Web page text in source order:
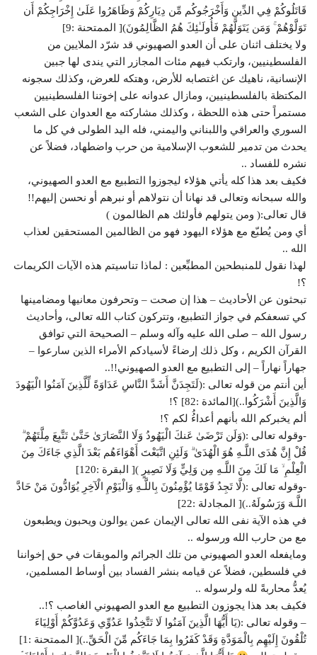
قَاتَلُوكُمْ فِي الدِّينِ وَأَخْرَ‌جُوكُم مِّن دِيَارِ‌كُمْ وَظَاهَرُ‌وا عَلَىٰ إِخْرَ‌اجِكُمْ أَن
تَوَلَّوْهُمْ ۚ وَمَن يَتَوَلَّهُمْ فَأُولَـٰئِكَ هُمُ الظَّالِمُونَ)[ الممتحنة :9]
ولا يختلف اثنان على أن العدو الصهيوني قد شرّد الملايين من
الفلسطينيين، وارتكب فيهم مئات المجازر التي يندى لها جبين
الإنسانية، ناهيك عن اغتصابه للأرض، وهتكه للعرض، وكذلك سجونه
المكتظة بالفلسطينيين، ومازال عدوانه على إخوتنا الفلسطينيين
مستمراً حتى هذه اللحظة ، وكذلك مشاركته مع العدوان على الشعب
السوري والعراقي واللبناني واليمني، فله اليد الطولى في كل ما
يحدث من تدمير للشعوب الإسلامية من حرب واضطهاد، فضلاً عن
نشره للفساد ..
فكيف بعد هذا كله يأتي هؤلاء ليجوزوا التطبيع مع العدو الصهيوني،
والله سبحانه وتعالى قد نهانا أن نتولاهم أو نبرهم أو نحسن إليهم!!
قال تعالى:( ومن يتولهم فأولئك هم الظالمون )
أي ومن يُطبّع مع هؤلاء اليهود فهو من الظالمين المستحقين لعذاب
الله ..
لهذا نقول للمنبطحين المطبِّعين : لماذا تناسيتم هذه الآيات الكريمات
؟!
تبحثون عن الأحاديث – هذا إن صحت – وتحرفون معانيها ومضامينها
كي تسعفكم في جواز التطبيع، وتتركون كتاب الله تعالى، وأحاديث
رسول الله – صلى الله عليه وآله وسلم – الصحيحة التي توافق
القرآن الكريم ، وكل ذلك إرضاءً لأسيادكم الأمراء الذين سارعوا –
جهاراً نهاراً – إلى التطبيع مع العدو الصهيوني!!..
أين أنتم من قوله تعالى :(لَتَجِدَنَّ أَشَدَّ النَّاسِ عَدَاوَةً لِّلَّذِينَ آمَنُوا الْيَهُودَ
وَالَّذِينَ أَشْرَ‌كُوا..)[المائدة :82] ؟!
ألم يخبركم الله بأنهم أعداءُُ لكم ؟!
-وقوله تعالى :(وَلَن تَرْ‌ضَىٰ عَنكَ الْيَهُودُ وَلَا النَّصَارَ‌ىٰ حَتَّىٰ تَتَّبِعَ مِلَّتَهُمْ ۗ
قُلْ إِنَّ هُدَى اللَّـهِ هُوَ الْهُدَىٰ ۗ وَلَئِنِ اتَّبَعْتَ أَهْوَاءَهُم بَعْدَ الَّذِي جَاءَكَ مِنَ
الْعِلْمِ ۙ مَا لَكَ مِنَ اللَّـهِ مِن وَلِيٍّ وَلَا نَصِيرٍ‌ )[ البقرة :120]
-وقوله تعالى :(لَّا تَجِدُ قَوْمًا يُؤْمِنُونَ بِاللَّـهِ وَالْيَوْمِ الْآخِرِ‌ يُوَادُّونَ مَنْ حَادَّ
اللَّـهَ وَرَ‌سُولَهُ..)[ المجادلة :22]
في هذه الآية نفى الله تعالى الإيمان عمن يوالون ويحبون ويطبعون
مع من حارب الله ورسوله ..
ومايفعله العدو الصهيوني من تلك الجرائم والموبقات في حق إخواننا
في فلسطين، فضلاً عن قيامه بنشر الفساد بين أوساط المسلمين،
يُعدُّ محاربةً لله ولرسوله ..
فكيف بعد هذا يجوزون التطبيع مع العدو الصهيوني الغاصب ؟!..
– وقوله تعالى :(يَا أَيُّهَا الَّذِينَ آمَنُوا لَا تَتَّخِذُوا عَدُوِّي وَعَدُوَّكُمْ أَوْلِيَاءَ
تُلْقُونَ إِلَيْهِم بِالْمَوَدَّةِ وَقَدْ كَفَرُ‌وا بِمَا جَاءَكُم مِّنَ الْحَقِّ..)[ الممتحنة :1]